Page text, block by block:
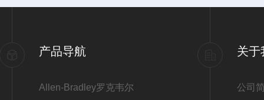
产品导航
Allen-Bradley罗克韦尔
关于
公司